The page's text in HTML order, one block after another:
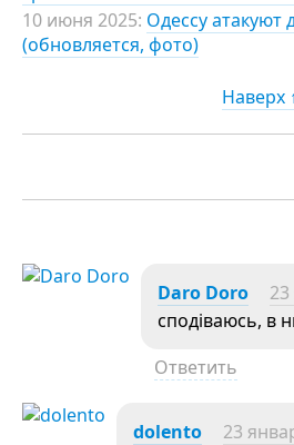
10 июня 2025: Одессу
(обновляется, фото)
Наверх
Daro Doro
сподіваюсь, в
Ответить
dolento 23